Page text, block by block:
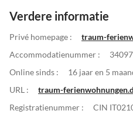
Verdere informatie
Privé homepage :
traum-
Accommodatienummer :
34097
Online sinds :
16 jaar en 5
URL :
traum-
Registratienummer :
CIN